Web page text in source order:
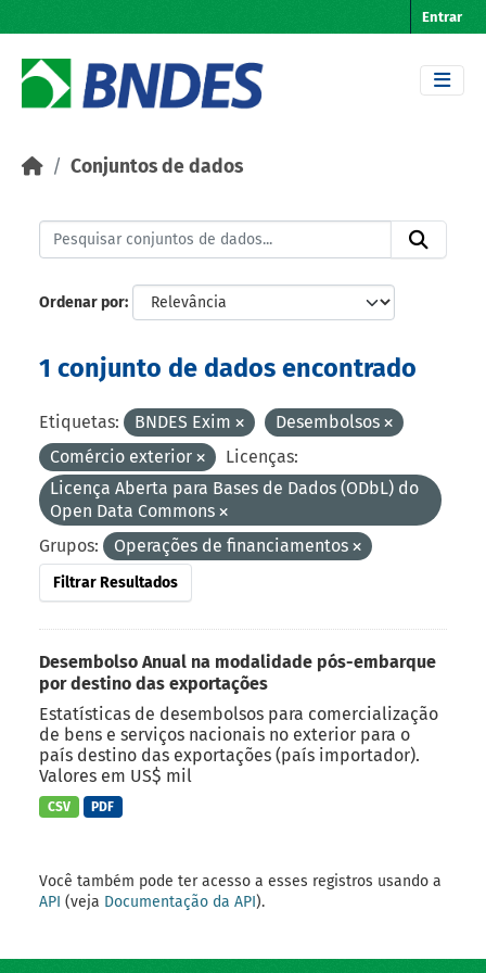
Entrar
Conjuntos de dados
Ordenar por
1 conjunto de dados encontrado
Etiquetas: BNDES Exim
Desembolsos
Comércio exterior
Licenças:
Licença Aberta para Bases de Dados (ODbL) do
Open Data Commons
Grupos:
Operações de financiamentos
Filtrar Resultados
Desembolso Anual na modalidade pós-embarque
por destino das exportações
Estatísticas de desembolsos para comercialização
de bens e serviços nacionais no exterior para o
país destino das exportações (país importador).
Valores em US$ mil
CSV PDF
Você também pode ter acesso a esses registros usando a
API (veja Documentação da API).